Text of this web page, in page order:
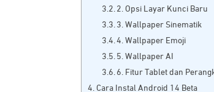
2. Opsi Layar Kunci Baru
3. Wallpaper Sinematik
4. Wallpaper Emoji
5. Wallpaper AI
6. Fitur Tablet dan
Cara Instal Android 14 Beta